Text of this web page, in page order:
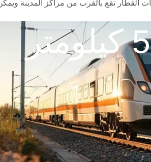
تقع بالقرب من مراكز المدينة